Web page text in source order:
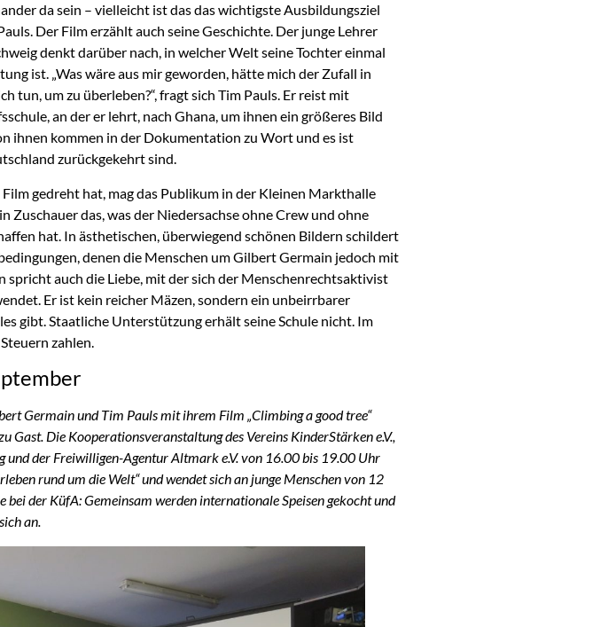
da sein – vielleicht ist das das wichtigste Ausbildungsziel
Der Film erzählt auch seine Geschichte. Der junge Lehrer
denkt darüber nach, in welcher Welt seine Tochter einmal
ist. „Was wäre aus mir geworden, hätte mich der Zufall in
tun, um zu überleben?“, fragt sich Tim Pauls. Er reist mit
an der er lehrt, nach Ghana, um ihnen ein größeres Bild
ihnen kommen in der Dokumentation zu Wort und es ist
zurückgekehrt sind.
gedreht hat, mag das Publikum in der Kleinen Markthalle
Zuschauer das, was der Niedersachse ohne Crew und ohne
hat. In ästhetischen, überwiegend schönen Bildern schildert
denen die Menschen um Gilbert Germain jedoch mit
auch die Liebe, mit der sich der Menschenrechtsaktivist
Er ist kein reicher Mäzen, sondern ein unbeirrbarer
gibt. Staatliche Unterstützung erhält seine Schule nicht. Im
zahlen.
Germain und Tim Pauls mit ihrem Film „Climbing a good tree“
Gast. Die Kooperationsveranstaltung des Vereins KinderStärken e.V.,
und der Freiwilligen-Agentur Altmark e.V. von 16.00 bis 19.00 Uhr
rund um die Welt“ und wendet sich an junge Menschen von 12
der KüfA: Gemeinsam werden internationale Speisen gekocht und
an.